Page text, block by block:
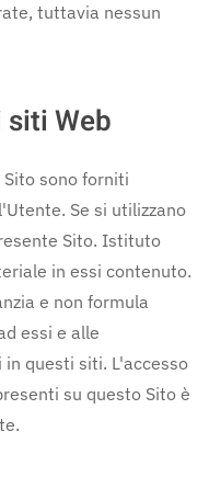
tuttavia nessun
Web
sono forniti
Se si utilizzano
Sito. Istituto
in essi contenuto.
e non formula
essi e alle
questi siti. L'accesso
su questo Sito è